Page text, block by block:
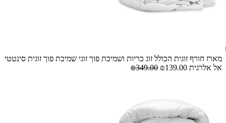
מארז חורף זוגית הכולל זוג כריות ושמיכת פוך זוגי שמיכת פוך זוגית סינטטי
אל אלרגית ₪139.00
₪349.00